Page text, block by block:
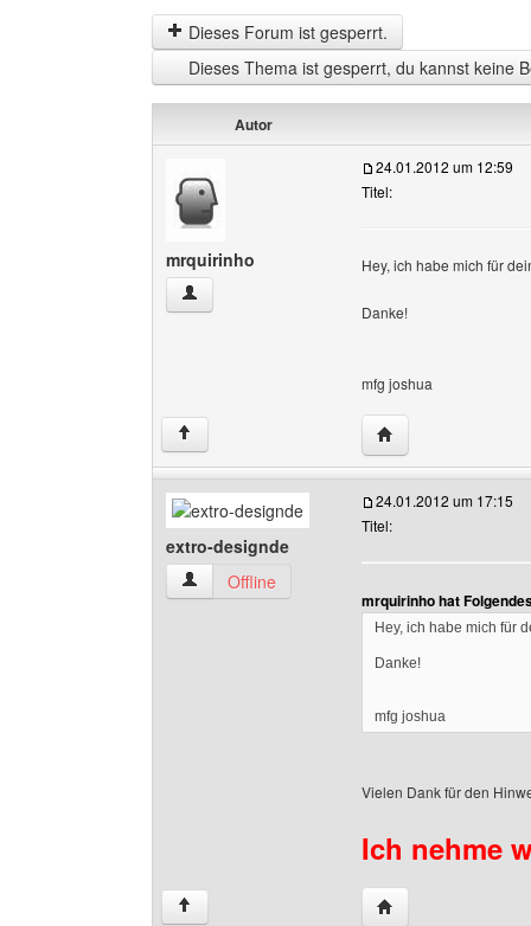
Dieses Forum ist gesperrt.
Dieses Thema ist gesperrt, du kannst keine
Autor
mrquirinho
mrquirinho Benutzer-Profile anzeigen
24.01.2012 um 12:59
Titel:
Hey, ich habe mich für
Danke!
mfg joshua
↑ Website dieses
extro-designde
extro-designde Benutzer-Profile anzeigen
Offline
24.01.2012 um 17:15
Titel:
mrquirinho hat
Hey, ich habe mich für
Danke!
mfg joshua
Vielen Dank für den
Ich nehme
↑ Website dieses